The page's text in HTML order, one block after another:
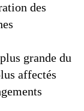
des
grande du
affectés